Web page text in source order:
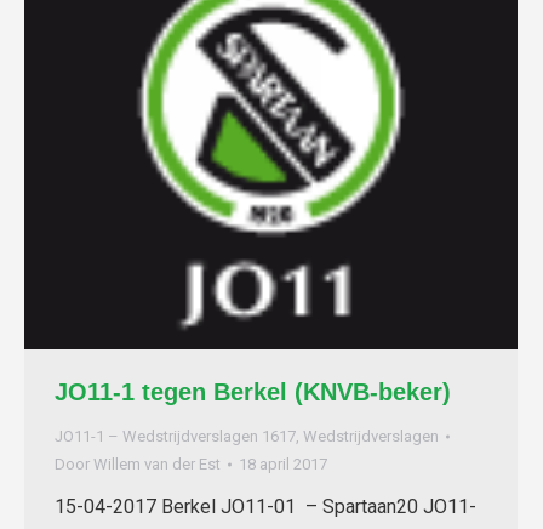
JO11-1 tegen Berkel (KNVB-beker)
JO11-1 – Wedstrijdverslagen 1617, Wedstrijdverslagen
Door Willem van der Est 18 april 2017
15-04-2017 Berkel JO11-01 – Spartaan20 JO11-